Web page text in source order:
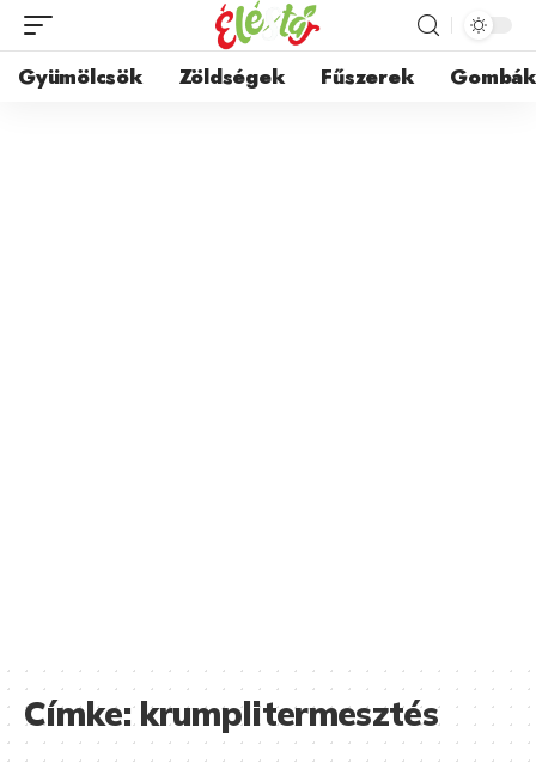
Gyümölcsök Zöldségek Fűszerek Gombák
Címke:krumplitermesztés